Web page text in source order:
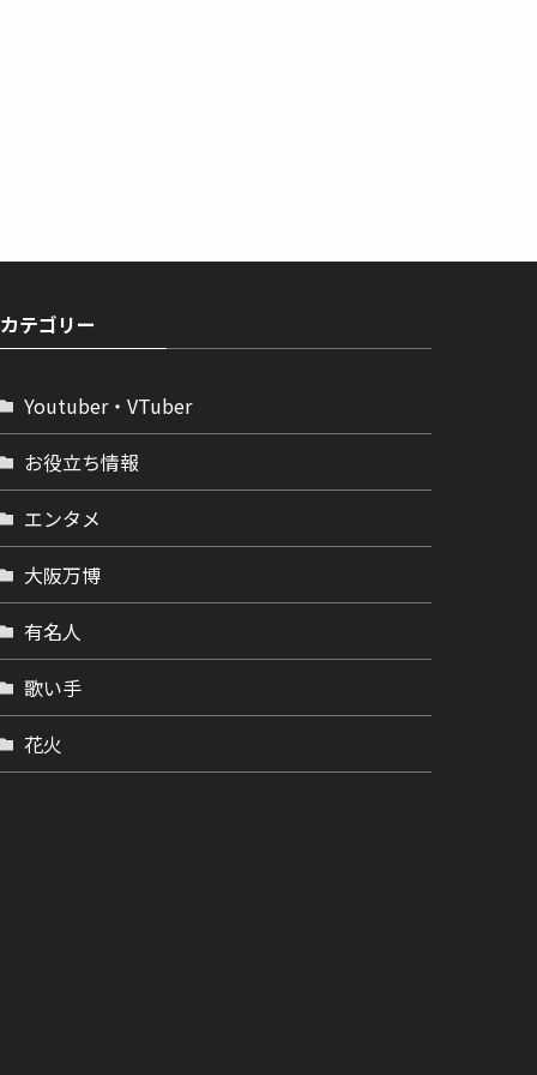
カテゴリー
Youtuber・VTuber
お役立ち情報
エンタメ
大阪万博
有名人
歌い手
花火